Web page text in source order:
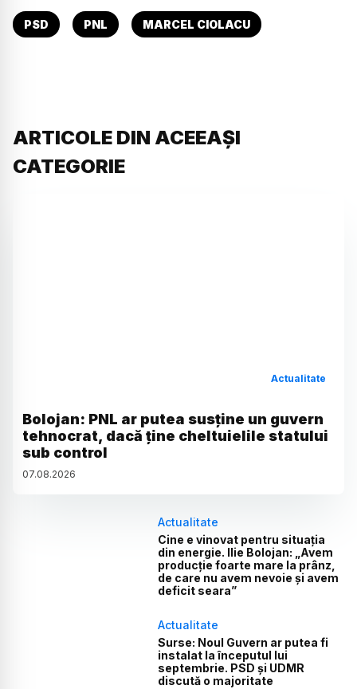
PSD PNL MARCEL CIOLACU
ARTICOLE DIN ACEEAȘI
CATEGORIE
Actualitate
Bolojan: PNL ar putea susține un guvern
tehnocrat, dacă ține cheltuielile statului
sub control
07.08.2026
Actualitate
Cine e vinovat pentru situația
din energie. Ilie Bolojan: „Avem
producție foarte mare la prânz,
de care nu avem nevoie și avem
deficit seara”
Actualitate
Surse: Noul Guvern ar putea fi
instalat la începutul lui
septembrie. PSD și UDMR
discută o majoritate